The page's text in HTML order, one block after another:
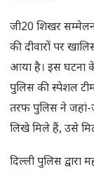
जी20 शिखर
की दीवारों पर
आया है। इस घटना
पुलिस की स्पेशल
तरफ पुलिस ने जहां-
लिखे मिले हैं, उसे
दिल्ली पुलिस द्वारा